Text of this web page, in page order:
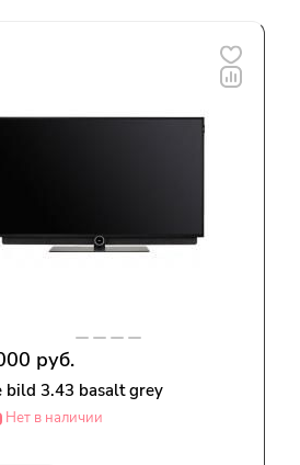
руб.
bild 3.43 basalt grey
Нет в наличии